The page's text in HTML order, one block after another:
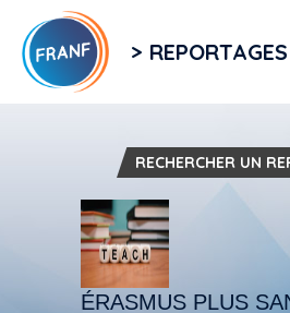
> REPORTAGES
RECHERCHER UN
ÉRASMUS PLUS